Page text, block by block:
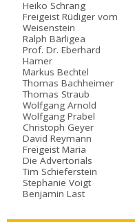
Heiko Schrang
Freigeist Rüdiger vom
Weisenstein
Ralph Bärligea
Prof. Dr. Eberhard
Hamer
Markus Bechtel
Thomas Bachheimer
Thomas Straub
Wolfgang Arnold
Wolfgang Prabel
Christoph Geyer
David Reymann
Freigeist Maria
Die Advertorials
Tim Schieferstein
Stephanie Voigt
Benjamin Last